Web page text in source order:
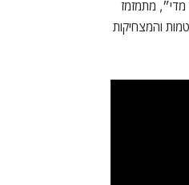
מדי״, מתמזמז
והמצחיקות